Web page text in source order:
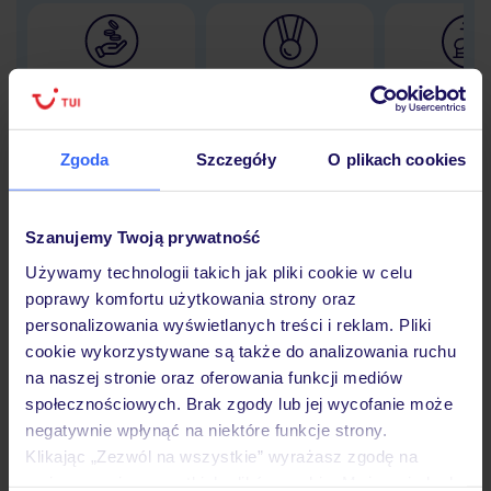
Zgoda Szczegóły O plikach cookies
Szanujemy Twoją prywatność
Używamy technologii takich jak pliki cookie w celu
poprawy komfortu użytkowania strony oraz
personalizowania wyświetlanych treści i reklam. Pliki
cookie wykorzystywane są także do analizowania ruchu
na naszej stronie oraz oferowania funkcji mediów
społecznościowych. Brak zgody lub jej wycofanie może
negatywnie wpłynąć na niektóre funkcje strony.
Klikając „Zezwól na wszystkie” wyrażasz zgodę na
30 lat w
Hotel
Opinie
Pokoje